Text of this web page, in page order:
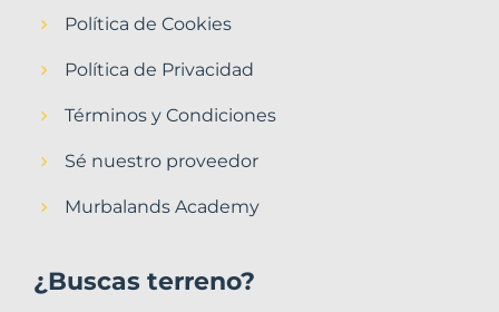
Política de Cookies
Política de Privacidad
Términos y Condiciones
Sé nuestro proveedor
Murbalands Academy
¿Buscas terreno?